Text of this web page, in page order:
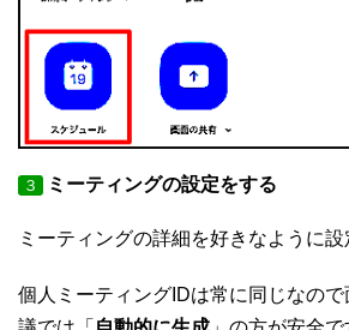
３ ミーティングの設定をする
ミーティングの詳細を好きなように設
個人ミーティングIDは常に同じなの